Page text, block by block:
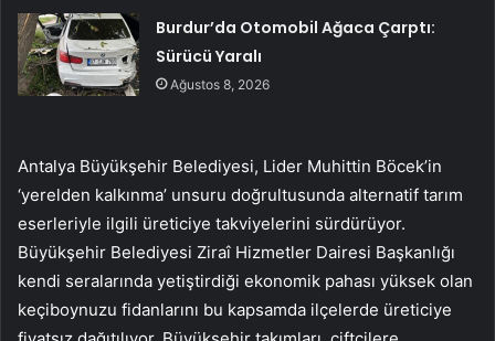
Burdur’da Otomobil Ağaca Çarptı:
Sürücü Yaralı
Ağustos 8, 2026
Antalya Büyükşehir Belediyesi, Lider Muhittin Böcek’in
‘yerelden kalkınma’ unsuru doğrultusunda alternatif tarım
eserleriyle ilgili üreticiye takviyelerini sürdürüyor.
Büyükşehir Belediyesi Ziraî Hizmetler Dairesi Başkanlığı
kendi seralarında yetiştirdiği ekonomik pahası yüksek olan
keçiboynuzu fidanlarını bu kapsamda ilçelerde üreticiye